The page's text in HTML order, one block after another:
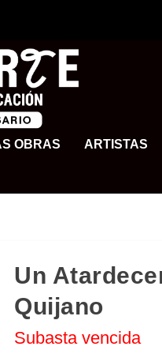
OBRAS ARTISTAS
Un
Quijano
Subasta vencida